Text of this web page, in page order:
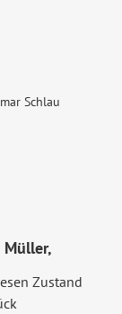
Schlau
Müller,
Zustand